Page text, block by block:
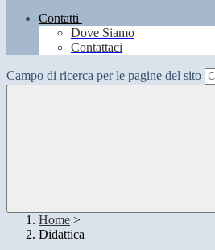
Contatti
Dove Siamo
Contattaci
Campo di ricerca per le pagine del sito
Home >
Didattica